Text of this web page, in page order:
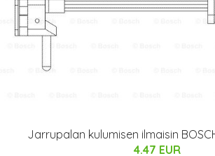
Jarrupalan kulumisen ilmaisin
4.47 EUR